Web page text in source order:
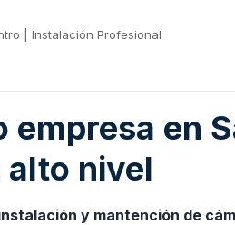
| Instalación Profesional
empresa en
nivel
y mantención de